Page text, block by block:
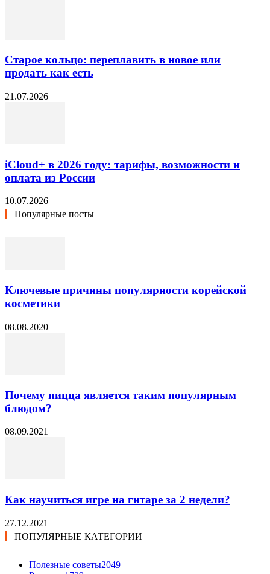
Старое кольцо: переплавить в новое или
продать как есть
21.07.2026
iCloud+ в 2026 году: тарифы, возможности и
оплата из России
10.07.2026
Популярные посты
Ключевые причины популярности корейской
косметики
08.08.2020
Почему пицца является таким популярным
блюдом?
08.09.2021
Как научиться игре на гитаре за 2 недели?
27.12.2021
ПОПУЛЯРНЫЕ КАТЕГОРИИ
Полезные советы2049